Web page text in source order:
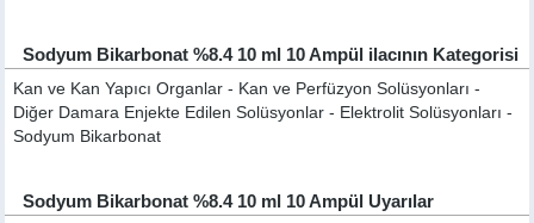
Sodyum Bikarbonat %8.4 10 ml 10 Ampül ilacının Kategorisi
Kan ve Kan Yapıcı Organlar - Kan ve Perfüzyon Solüsyonları -
Diğer Damara Enjekte Edilen Solüsyonlar - Elektrolit Solüsyonları -
Sodyum Bikarbonat
Sodyum Bikarbonat %8.4 10 ml 10 Ampül Uyarılar